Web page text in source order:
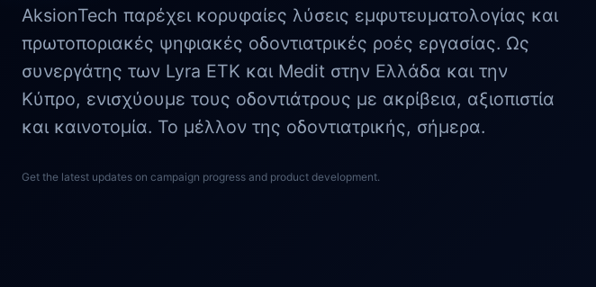
AksionTech παρέχει κορυφαίες λύσεις εμφυτευματολογίας και
πρωτοποριακές ψηφιακές οδοντιατρικές ροές εργασίας. Ως
συνεργάτης των Lyra ETK και Medit στην Ελλάδα και την
Κύπρο, ενισχύουμε τους οδοντιάτρους με ακρίβεια, αξιοπιστία
και καινοτομία. Το μέλλον της οδοντιατρικής, σήμερα.
Get the latest updates on campaign progress and product development.